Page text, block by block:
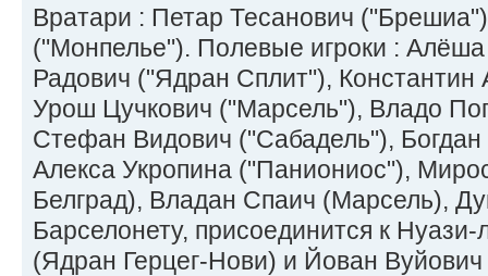
Вратари : Петар Тесанович
("Монпелье"). Полевые игроки :
Радович ("Ядран Сплит"), Константин
Урош Цучкович ("Марсель"), Владо
Стефан Видович ("Сабадель"),
Алекса Укропина ("Паниониос"),
Белград), Владан Спаич (Марсель),
Барселонету, присоединится к
(Ядран Герцег-Нови) и Йован